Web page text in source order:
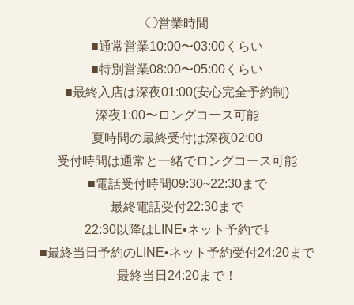
◯営業時間
■通常営業10:00〜03:00くらい
■特別営業08:00〜05:00くらい
■最終入店は深夜01:00(安心完全予約制)
深夜1:00〜ロングコース可能
夏時間の最終受付は深夜02:00
受付時間は通常と一緒でロングコース可能
■電話受付時間09:30~22:30まで
️最終電話受付22:30まで
22:30以降はLINE•ネット予約で⇩
■最終当日予約のLINE•ネット予約受付24:20まで
最終当日24:20まで！